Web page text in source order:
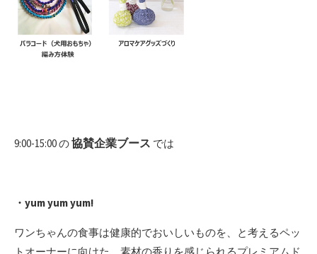
9:00-15:00 の協賛企業ブース では
・yum yum yum!
ワンちゃんの食事は健康的でおいしいものを、と考えるペッ